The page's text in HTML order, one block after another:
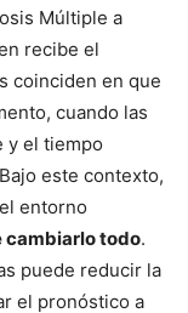
Múltiple a
recibe el
coinciden en que
cuando las
y el tiempo
este contexto,
entorno
cambiarlo todo.
puede reducir la
el pronóstico a